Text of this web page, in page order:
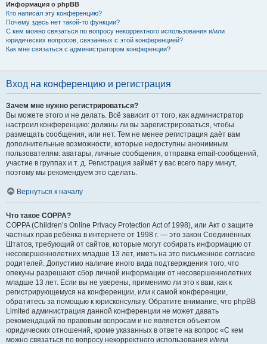
Информация о phpBB
Кто написал эту конференцию?
Почему здесь нет такой-то функции?
С кем можно связаться по вопросу некорректного использования и/или
юридических вопросов, связанных с этой конференцией?
Как мне связаться с администратором конференции?
Вход на конференцию и регистрация
Зачем мне нужно регистрироваться?
Вы можете этого и не делать. Всё зависит от того, как администратор
настроил конференцию: должны ли вы зарегистрироваться, чтобы
размещать сообщения, или нет. Тем не менее регистрация даёт вам
дополнительные возможности, которые недоступны анонимным
пользователям: аватары, личные сообщения, отправка email-сообщений,
участие в группах и т. д. Регистрация займёт у вас всего пару минут,
поэтому мы рекомендуем это сделать.
Вернуться к началу
Что такое COPPA?
COPPA (Children’s Online Privacy Protection Act of 1998), или Акт о защите
частных прав ребёнка в интернете от 1998 г. — это закон Соединённых
Штатов, требующий от сайтов, которые могут собирать информацию от
несовершеннолетних младше 13 лет, иметь на это письменное согласие
родителей. Допустимо наличие иного вида подтверждения того, что
опекуны разрешают сбор личной информации от несовершеннолетних
младше 13 лет. Если вы не уверены, применимо ли это к вам, как к
регистрирующемуся на конференции, или к самой конференции,
обратитесь за помощью к юрисконсульту. Обратите внимание, что phpBB
Limited администрация данной конференции не может давать
рекомендаций по правовым вопросам и не является объектом
юридических отношений, кроме указанных в ответе на вопрос «С кем
можно связаться по вопросу некорректного использования и/или